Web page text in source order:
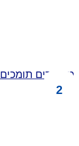
מכשירים תומכים eSIM
2